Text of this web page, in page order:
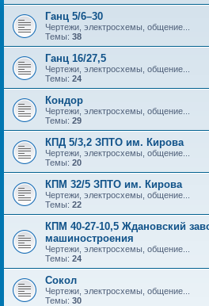
Ганц 5/6–30
Чертежи, электросхемы, общение...
Темы: 38
Ганц 16/27,5
Чертежи, электросхемы, общение...
Темы: 24
Кондор
Чертежи, электросхемы, общение...
Темы: 29
КПД 5/3,2 ЗПТО им. Кирова
Чертежи, электросхемы, общение...
Темы: 20
КПМ 32/5 ЗПТО им. Кирова
Чертежи, электросхемы, общение...
Темы: 22
КПМ 40-27-10,5 Ждановский
машиностроения
Чертежи, электросхемы, общение...
Темы: 24
Сокол
Чертежи, электросхемы, общение...
Темы: 30